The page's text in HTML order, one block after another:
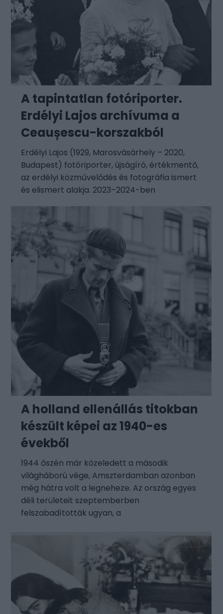
A tapintatlan fotóriporter.
Erdélyi Lajos archívuma a
Ceaușescu-korszakból
Erdélyi Lajos (1929, Marosvásárhely – 2020,
Budapest) fotóriporter, újságíró, értékmentő,
az erdélyi közművelődés és fotográfia ismert
és elismert alakja. 2023–2024-ben
A holland ellenállás titokban
készült képei az 1940-es
évekből
1944 őszén már közeledett a második
világháború vége, Amszterdamban azonban
még hátra volt a legneheze. Az ország egyes
déli területeit szeptemberben
felszabadították ugyan, a